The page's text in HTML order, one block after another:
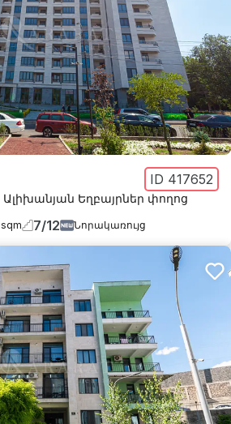
ID 417652
Ալիխանյան Եղբայրներ փողոց
sqm 7/12 Նորակառույց